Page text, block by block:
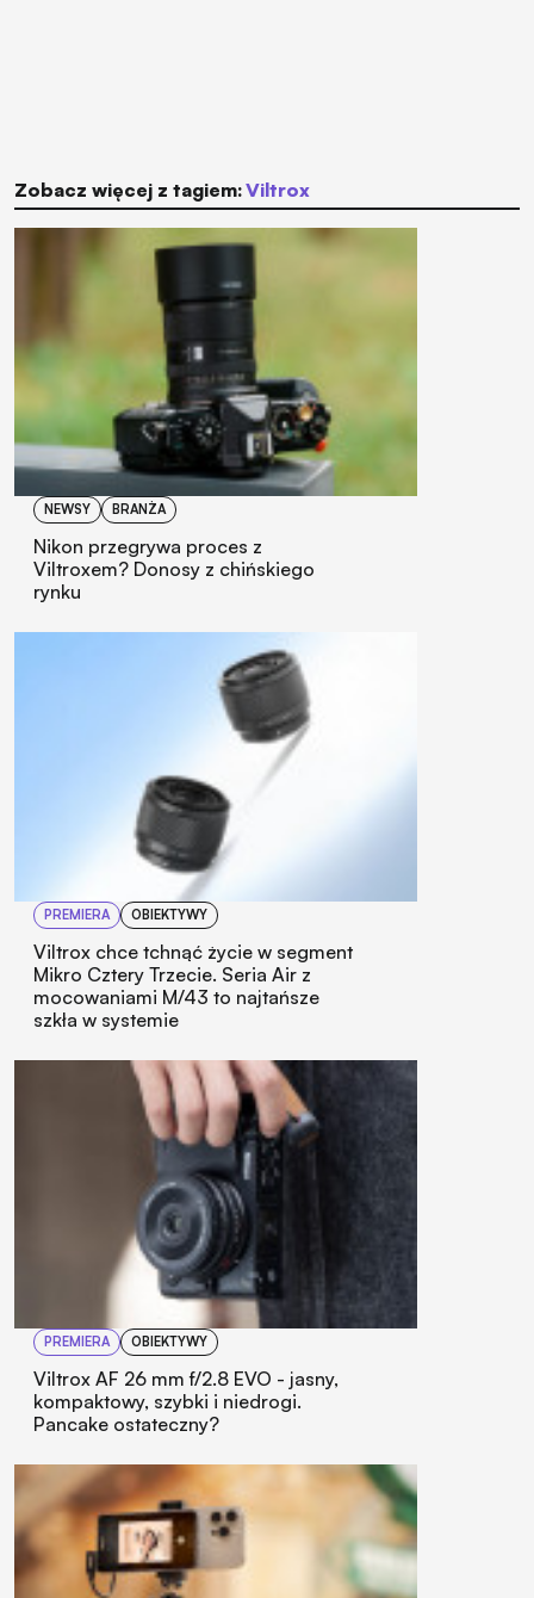
Zobacz więcej z tagiem: Viltrox
NEWSY BRANŻA
Nikon przegrywa proces z
Viltroxem? Donosy z chińskiego
rynku
PREMIERA OBIEKTYWY
Viltrox chce tchnąć życie w segment
Mikro Cztery Trzecie. Seria Air z
mocowaniami M/43 to najtańsze
szkła w systemie
PREMIERA OBIEKTYWY
Viltrox AF 26 mm f/2.8 EVO - jasny,
kompaktowy, szybki i niedrogi.
Pancake ostateczny?